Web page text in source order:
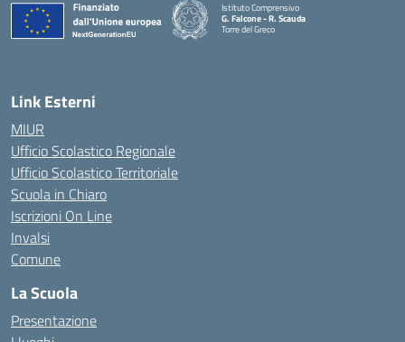
Istituto Comprensivo
G. Falcone - R. Scauda
Torre del Greco
Link Esterni
MIUR
Ufficio Scolastico Regionale
Ufficio Scolastico Territoriale
Scuola in Chiaro
Iscrizioni On Line
Invalsi
Comune
La Scuola
Presentazione